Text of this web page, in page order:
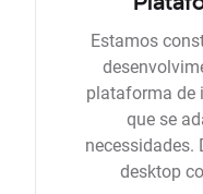
Estamos
plataforma de
que se
necessidades.
desktop